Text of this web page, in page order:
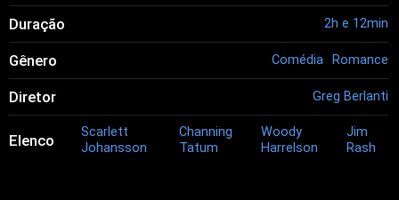
Duração 2h e 12min
Gênero Comédia Romance
Diretor Greg Berlanti
Elenco
Scarlett
Johansson
Channing
Tatum
Woody
Harrelson
Jim
Rash